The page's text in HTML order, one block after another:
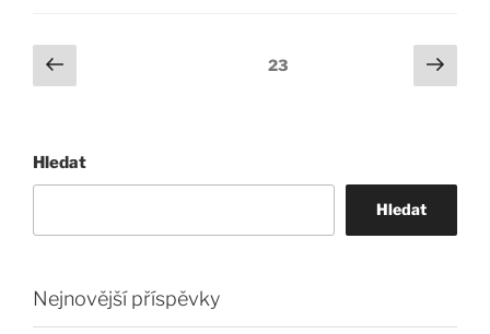
Stránkování
příspěvků
Předchozí
stránka
Stránka:23
Další
Hledat
Hledat
Nejnovější příspěvky